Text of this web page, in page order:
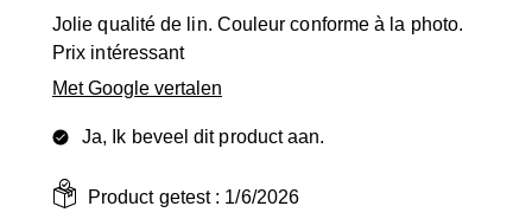
Jolie qualité de lin. Couleur conforme à la photo.
Prix intéressant
Met Google vertalen
Ja, Ik beveel dit product aan.
Product getest : 1/6/2026